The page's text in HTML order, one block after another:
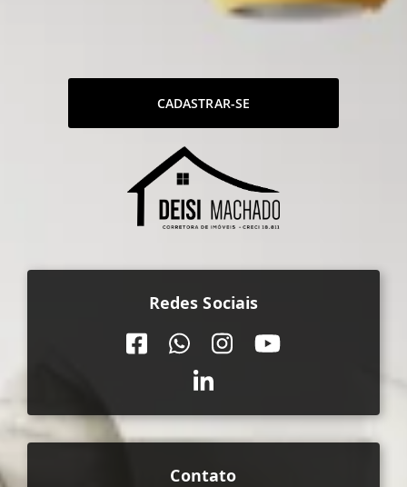
CADASTRAR-SE
Redes Sociais
Contato